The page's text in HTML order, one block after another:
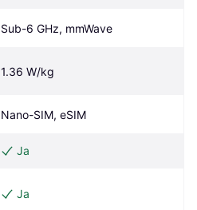
Sub-6 GHz, mmWave
1.36 W/kg
Nano-SIM, eSIM
Ja
Ja